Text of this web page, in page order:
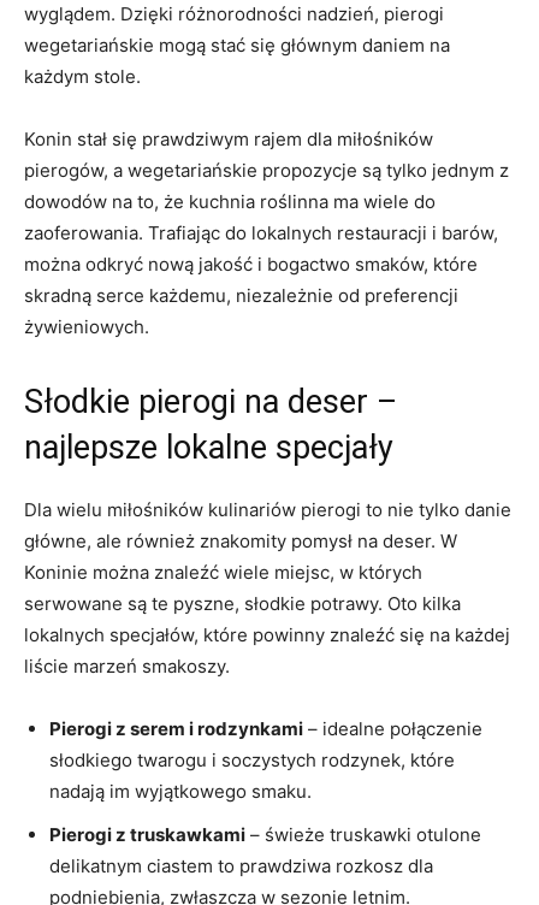
wyglądem.⁢ Dzięki⁤ różnorodności nadzień, pierogi
wegetariańskie mogą stać się głównym daniem na
każdym stole.
Konin stał się prawdziwym rajem dla miłośników
pierogów, a wegetariańskie propozycje są tylko jednym z
dowodów na to, że⁢ kuchnia roślinna ma wiele do‌
zaoferowania. Trafiając do lokalnych restauracji i barów,
⁣można odkryć nową jakość i bogactwo smaków, które
skradną serce ⁤każdemu, niezależnie‌ od⁤ preferencji
żywieniowych.
Słodkie pierogi na deser –
najlepsze lokalne specjały
Dla wielu miłośników kulinariów pierogi to nie tylko danie
główne,​ ale również znakomity pomysł na deser. W ​
Koninie można znaleźć wiele miejsc, w których
serwowane są te pyszne, słodkie potrawy. ​Oto kilka
‌lokalnych specjałów, które powinny‌ znaleźć ‌się na każdej
liście marzeń smakoszy.
Pierogi‌ z ​serem i rodzynkami – idealne połączenie
‍słodkiego twarogu i⁤ soczystych rodzynek, które
nadają im wyjątkowego smaku.
Pierogi z truskawkami ‍– świeże truskawki otulone
delikatnym ciastem⁢ to​ prawdziwa rozkosz ⁤dla
podniebienia, zwłaszcza w sezonie letnim.